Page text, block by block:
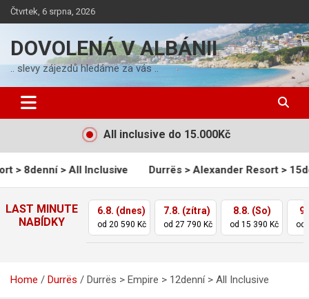
Skip
to
Čtvrtek, 6 srpna, 2026
DOVOLENÁ V ALBÁNII
.. slevy zájezdů hledáme za vás ..
All inclusive do 15.000Kč
All Inclusive Durrës > Alexander Resort > 15denní > All
LAST MINUTE
NABÍDKY
6.8. (dnes)
od 20 590 Kč
7.8. (zítra)
od 27 790 Kč
8.8. (So)
od 15 390 Kč od
Home Durrës Durrës > Empire > 12denní > All Inclusive